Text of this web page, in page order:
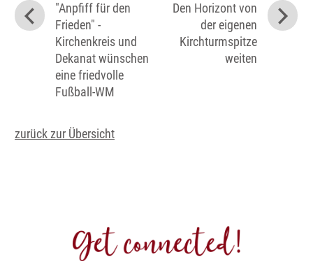
"Anpfiff für den
Frieden" -
Kirchenkreis und
Dekanat wünschen
eine friedvolle
Fußball-WM
Den Horizont von
der eigenen
Kirchturmspitze
weiten
zurück zur Übersicht